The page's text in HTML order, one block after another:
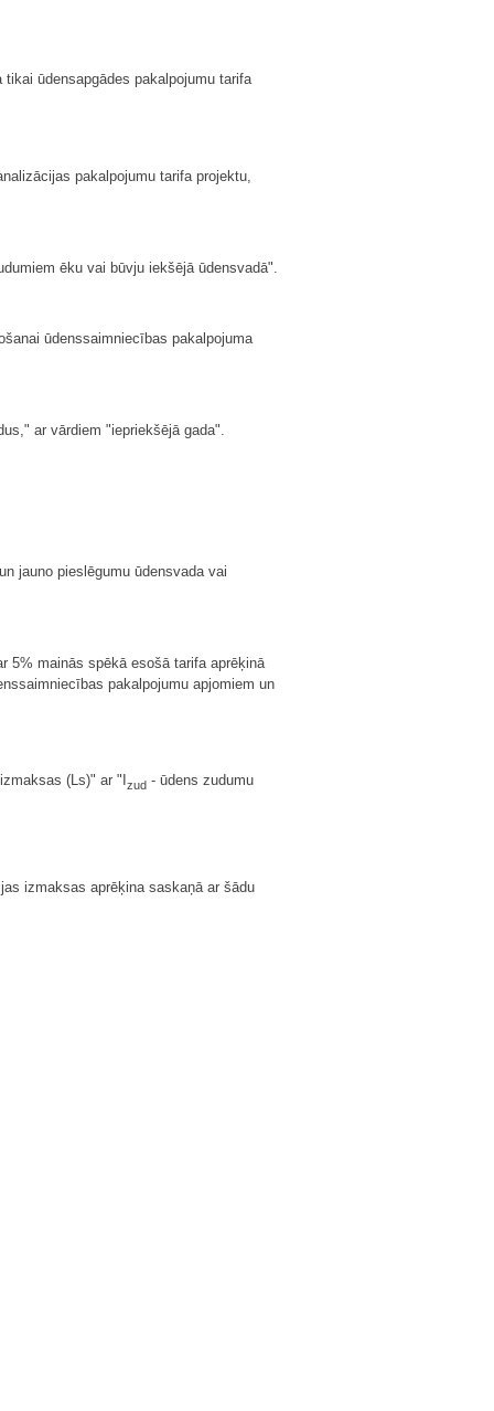
ūdensapgādes pakalpojumu tarifa
pakalpojumu tarifa projektu,
ēku vai būvju iekšējā ūdensvadā".
ūdenssaimniecības pakalpojuma
ar vārdiem "iepriekšējā gada".
jauno pieslēgumu ūdensvada vai
5% mainās spēkā esošā tarifa aprēķinā
pakalpojumu apjomiem un
(Ls)" ar "I zud - ūdens zudumu
izmaksas aprēķina saskaņā ar šādu